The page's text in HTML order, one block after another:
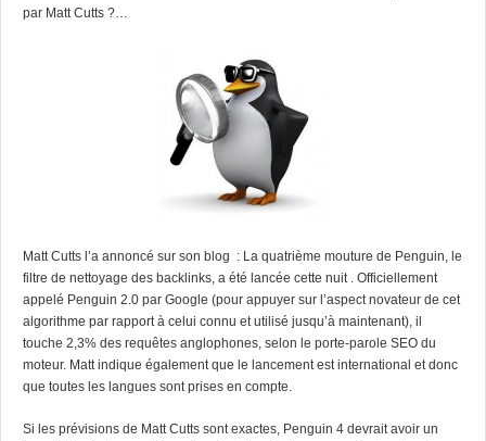
par Matt Cutts ?…
Matt Cutts l’a annoncé sur son blog : La quatrième mouture de Penguin, le
filtre de nettoyage des backlinks, a été lancée cette nuit . Officiellement
appelé Penguin 2.0 par Google (pour appuyer sur l’aspect novateur de cet
algorithme par rapport à celui connu et utilisé jusqu’à maintenant), il
touche 2,3% des requêtes anglophones, selon le porte-parole SEO du
moteur. Matt indique également que le lancement est international et donc
que toutes les langues sont prises en compte.
Si les prévisions de Matt Cutts sont exactes, Penguin 4 devrait avoir un